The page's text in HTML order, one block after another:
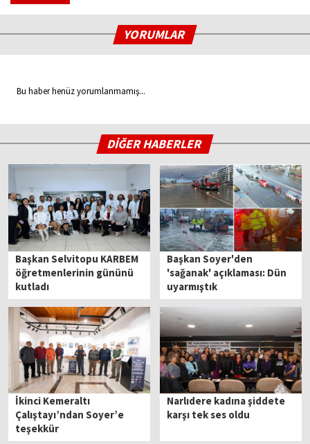
YORUMLAR
Bu haber henüz yorumlanmamış...
DİĞER HABERLER
Başkan Selvitopu KARBEM
öğretmenlerinin gününü
kutladı
Başkan Soyer'den
'sağanak' açıklaması: Dün
uyarmıştık
İkinci Kemeraltı
Çalıştayı’ndan Soyer’e
teşekkür
Narlıdere kadına şiddete
karşı tek ses oldu